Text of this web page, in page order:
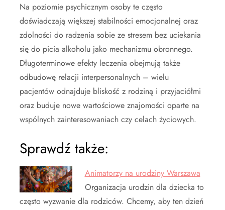
Na poziomie psychicznym osoby te często
doświadczają większej stabilności emocjonalnej oraz
zdolności do radzenia sobie ze stresem bez uciekania
się do picia alkoholu jako mechanizmu obronnego.
Długoterminowe efekty leczenia obejmują także
odbudowę relacji interpersonalnych – wielu
pacjentów odnajduje bliskość z rodziną i przyjaciółmi
oraz buduje nowe wartościowe znajomości oparte na
wspólnych zainteresowaniach czy celach życiowych.
Sprawdź także:
Animatorzy na urodziny Warszawa
Organizacja urodzin dla dziecka to
często wyzwanie dla rodziców. Chcemy, aby ten dzień